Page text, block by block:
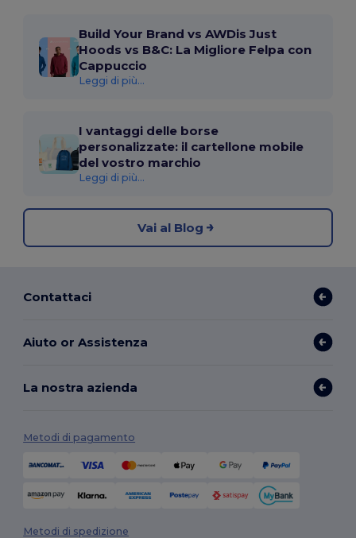
Build Your Brand vs AWDis Just
Hoods vs B&C: La Migliore Felpa con
Cappuccio
Leggi di più...
I vantaggi delle borse
personalizzate: il cartellone mobile
del vostro marchio
Leggi di più...
Vai al Blog
Contattaci
Aiuto or Assistenza
La nostra azienda
Metodi di pagamento
Metodi di spedizione